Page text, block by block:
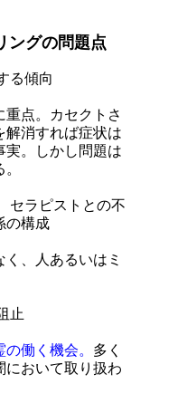
ングの問題点
る傾向
点。カセクトさ
解消すれば症状は
実。しかし問題は
セラピストとの不
の構成
、人あるいはミ
止
働く機会。 多く
において取り扱わ